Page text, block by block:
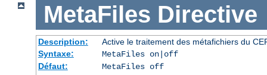
MetaFiles Directive
Description:
Active le traitement des métafichiers du
Syntaxe:
MetaFiles on|off
Défaut:
MetaFiles off